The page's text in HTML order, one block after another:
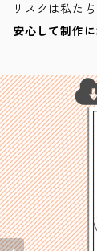
リスクは私た
安心して制作